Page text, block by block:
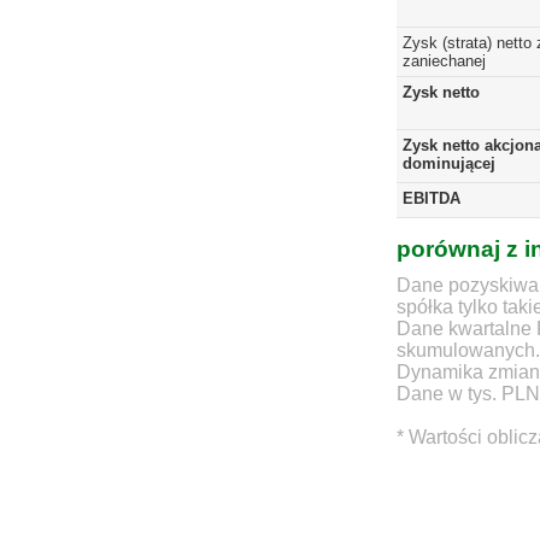
Zysk (strata) netto
zaniechanej
Zysk netto
Zysk netto
dominującej
EBITDA
porównaj z
Dane
spółka tylko
Dane
skumulowanych.
Dynamika
Dane w tys. PLN
* Wartości